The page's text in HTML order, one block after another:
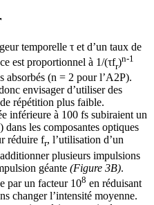
temporelle τ et d’un taux de
est proportionnel à 1/(τfr)n-1
absorbés (n = 2 pour l’A2P).
envisager d’utiliser des
répétition plus faible.
inférieure à 100 fs subiraient un
les composantes optiques
réduire fr, l’utilisation d’un
plusieurs impulsions
géante (Figure 3B).
par un facteur 108 en réduisant
changer l’intensité moyenne.